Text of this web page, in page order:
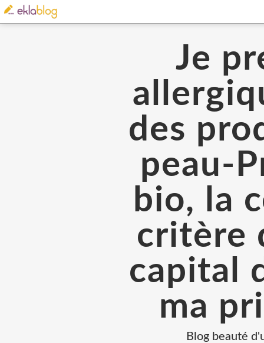
Je
des
peau-
bio, la
critère
capital
ma
Blog beauté